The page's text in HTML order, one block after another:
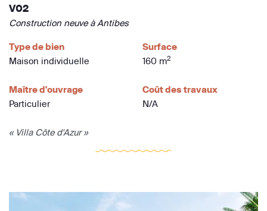
V02
Construction neuve à Antibes
Type de bien
Maison individuelle
Surface
160 m2
Maître d'ouvrage
Particulier
Coût des travaux
N/A
« Villa Côte d'Azur »